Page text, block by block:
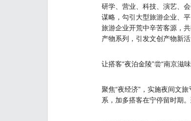
研学、营业、科技、演艺、
谋略，勾引大型旅游企业、
旅游企业开荒中辛苦客源，
产物系列，引发文创产物新活
让搭客“夜泊金陵”尝“南京滋
聚焦“夜经济”，实施夜间文
系，加多搭客在宁停留时期